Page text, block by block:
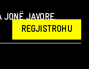
JAVORE.
REGJISTROHU